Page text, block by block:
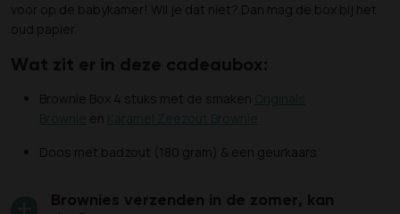
voor op de babykamer! Wil je dat niet? Dan mag de box bij het
oud papier.
Wat zit er in deze cadeaubox:
Brownie Box 4 stuks met de smaken
en
Doos met badzout (180 gram) & een geurkaars
Brownies verzenden in de zomer, kan